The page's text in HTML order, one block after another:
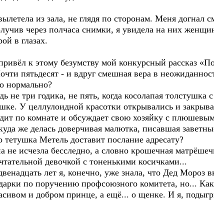
из зала, не глядя по сторонам. Меня
через полчаса снимки, я увидела на них
в глазах.
к этому безумству мой конкурсный рассказ
пятьдесят - и вдруг смешная вера в
нормально?
не три годика, не пять, когда косолапая
У целлулоидной красотки открывались и
по комнате и обсуждает свою хозяйку с
же делась доверчивая малютка, писавшая
тетушка Метель доставит послание адресату?
не исчезла бесследно, а словно крошечная
девочкой с тоненькими косичками...
лет я, конечно, уже знала, что Дед Мороз
по поручению профсоюзного комитета, но...
и добром принце, а ещё... о щенке. И я,